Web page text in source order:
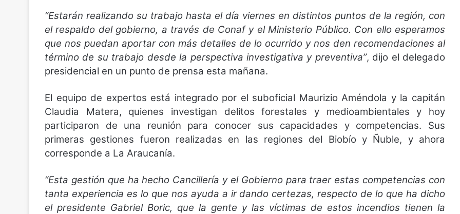
“Estarán realizando su trabajo hasta el día viernes en distintos puntos de la región, con
el respaldo del gobierno, a través de Conaf y el Ministerio Público. Con ello esperamos
que nos puedan aportar con más detalles de lo ocurrido y nos den recomendaciones al
término de su trabajo desde la perspectiva investigativa y preventiva”, dijo el delegado
presidencial en un punto de prensa esta mañana.
El equipo de expertos está integrado por el suboficial Maurizio Améndola y la capitán
Claudia Matera, quienes investigan delitos forestales y medioambientales y hoy
participaron de una reunión para conocer sus capacidades y competencias. Sus
primeras gestiones fueron realizadas en las regiones del Biobío y Ñuble, y ahora
corresponde a La Araucanía.
“Esta gestión que ha hecho Cancillería y el Gobierno para traer estas competencias con
tanta experiencia es lo que nos ayuda a ir dando certezas, respecto de lo que ha dicho
el presidente Gabriel Boric, que la gente y las víctimas de estos incendios tienen la